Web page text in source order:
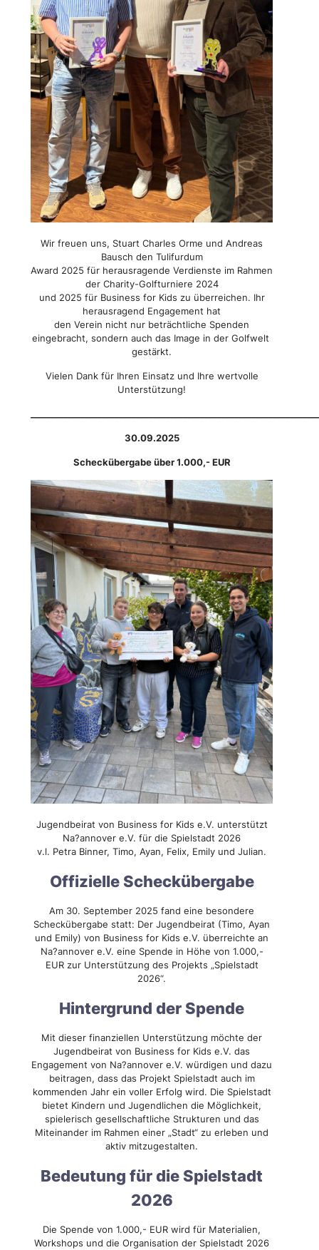
Wir freuen uns, Stuart Charles Orme und Andreas
Bausch den Tulifurdum
Award 2025 für herausragende Verdienste im Rahmen
der Charity-Golfturniere 2024
und 2025 für Business for Kids zu überreichen. Ihr
herausragend Engagement hat
den Verein nicht nur beträchtliche Spenden
eingebracht, sondern auch das Image in der Golfwelt
gestärkt.
Vielen Dank für Ihren Einsatz und Ihre wertvolle
Unterstützung!
30.09.2025
Scheckübergabe über 1.000,- EUR
Jugendbeirat von Business for Kids e.V. unterstützt
Na?annover e.V. für die Spielstadt 2026
v.l. Petra Binner, Timo, Ayan, Felix, Emily und Julian.
Offizielle Scheckübergabe
Am 30. September 2025 fand eine besondere
Scheckübergabe statt: Der Jugendbeirat (Timo, Ayan
und Emily) von Business for Kids e.V. überreichte an
Na?annover e.V. eine Spende in Höhe von 1.000,-
EUR zur Unterstützung des Projekts „Spielstadt
2026“.
Hintergrund der Spende
Mit dieser finanziellen Unterstützung möchte der
Jugendbeirat von Business for Kids e.V. das
Engagement von Na?annover e.V. würdigen und dazu
beitragen, dass das Projekt Spielstadt auch im
kommenden Jahr ein voller Erfolg wird. Die Spielstadt
bietet Kindern und Jugendlichen die Möglichkeit,
spielerisch gesellschaftliche Strukturen und das
Miteinander im Rahmen einer „Stadt“ zu erleben und
aktiv mitzugestalten.
Bedeutung für die Spielstadt
2026
Die Spende von 1.000,- EUR wird für Materialien,
Workshops und die Organisation der Spielstadt 2026